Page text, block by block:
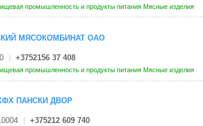
промышленность и продукты питания Мясные изделия
МЯСОКОМБИНАТ ОАО
+3752156 37 408
промышленность и продукты питания Мясные изделия
ПАНСКИ ДВОР
+375212 609 740